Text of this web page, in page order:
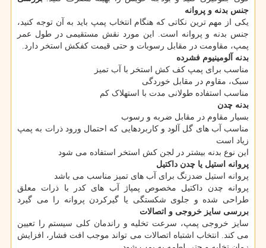
جنس بدنه و پروانه
یکی از مهم ترین نکاتی که هنگام انتخاب پمپ باید به آن توجه کنید،
جنس بدنه و پروانه است. این مورد نقش مستقیمی در طول عمر
پمپ، مقاومت در مقابل رسوبات و حتی قیمت کفکش استخر دارد.
بدنه آلومینیوم فشرده
مناسب برای پمپ کف کش استخر با آب تمیز
سبک، مقاوم در مقابل خوردگی
مناسب استفاده طولانی مدت با استهلاک کم
بدنه چدن
بسیار مقاوم در مقابل ضربه و رسوب
مناسب آب های گل آلود و کاربردهایی که احتمال ورود ذرات به پمپ
زیاد است
این نوع بدنه بیشتر در لجن کش استخر استفاده می شود
پروانه استیل یا چدن داکتیل
پروانه استیل ضدزنگ برای آب های تمیز مناسب می باشد
پروانه چدن داکتیل مخصوص پمپاژ آب های کدر با ذرات معلق
طراحی شده و جلوی شکستگی یا گیرکردن پروانه را می گیرد
بررسی سایز خروجی و اتصالات
سایز خروجی پمپ، سرعت تخلیه و راندمان کلی سیستم را تعیین
می کند. انتخاب اشتباه اتصالات می تواند موجب افت فشار، افزایش